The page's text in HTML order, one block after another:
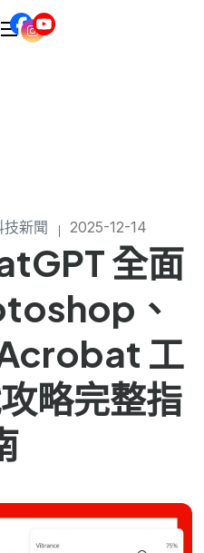
技新聞 2025-12-14
全面
、
工
略完整指